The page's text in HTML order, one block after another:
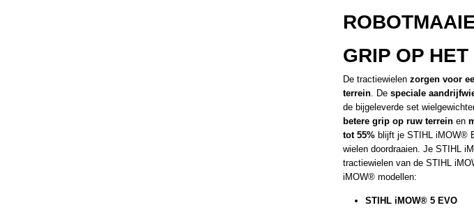
GRIP OP
De tractiewielen zorgen voor
terrein. De speciale
de bijgeleverde set
betere grip op ruw terrein en
tot 55% blijft je STIHL iMOW®
wielen doordraaien. Je STIHL
tractiewielen van de STIHL
iMOW® modellen:
STIHL iMOW® 5 EVO